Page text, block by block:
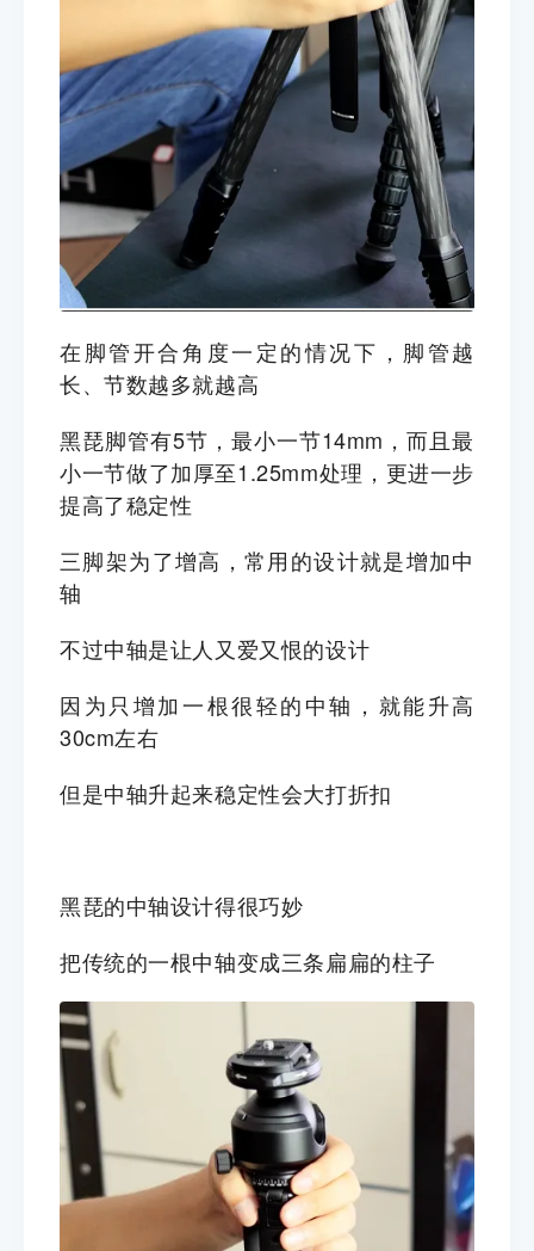
在脚管开合角度一定的情况下， 脚管越
长、节数越多就越高
黑琵脚管有5节，最小一节14mm，而且最
小一节做了加厚至1.25mm处理，更进一步
提高了稳定性
三脚架为了增高，常用的设计就是增加中
轴
不过中轴是让人又爱又恨的设计
因为只增加一根很轻的中轴，就能升高
30cm左右
但是中轴升起来稳定性会大打折扣
黑琵的中轴设计得很巧妙
把传统的一根中轴变成三条扁扁的柱子